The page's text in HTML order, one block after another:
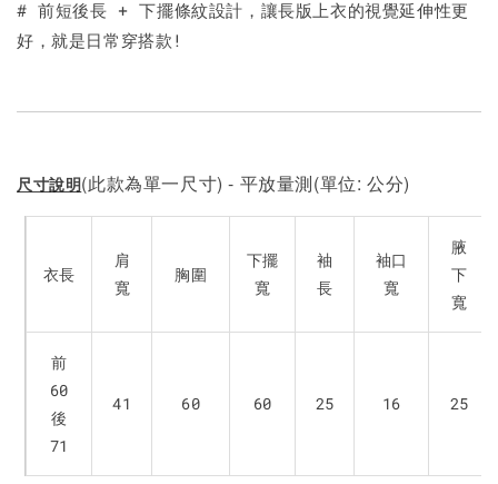
# 前短後長 + 下擺條紋設計，讓長版上衣的視覺延伸性更
好，就是日常穿搭款!
尺寸說明(此款為單一尺寸) - 平放量測(單位: 公分)
衣長
肩
寬
胸圍
下擺
寬
袖
長
袖口
寬
腋
下
寬
前
60
後
71
41 60 60 25 16 25